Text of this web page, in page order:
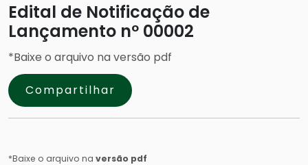
Edital de Notificação de
Lançamento nº 00002
*Baixe o arquivo na versão pdf
Compartilhar
*Baixe o arquivo na versão pdf